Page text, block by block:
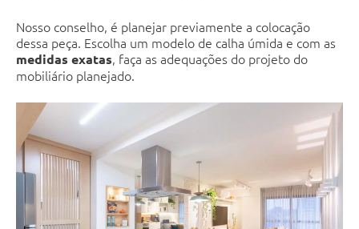
Nosso conselho, é planejar previamente a colocação
dessa peça. Escolha um modelo de calha úmida e com as
medidas exatas, faça as adequações do projeto do
mobiliário planejado.